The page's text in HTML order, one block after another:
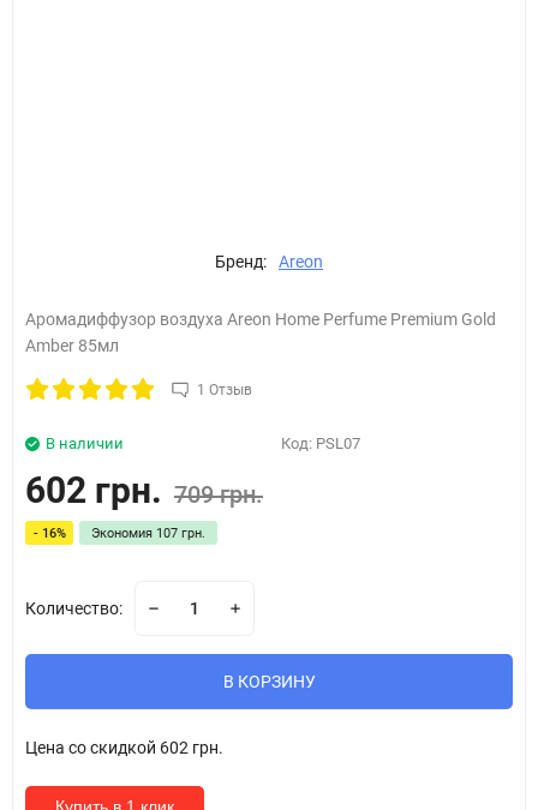
Бренд: Areon
Аромадиффузор воздуха Areon Home Perfume Premium Gold
Amber 85мл
1 Отзыв
В наличии Код: PSL07
602 грн. 709 грн.
- 16% Экономия 107 грн.
Количество:
В КОРЗИНУ
Цена со скидкой 602 грн.